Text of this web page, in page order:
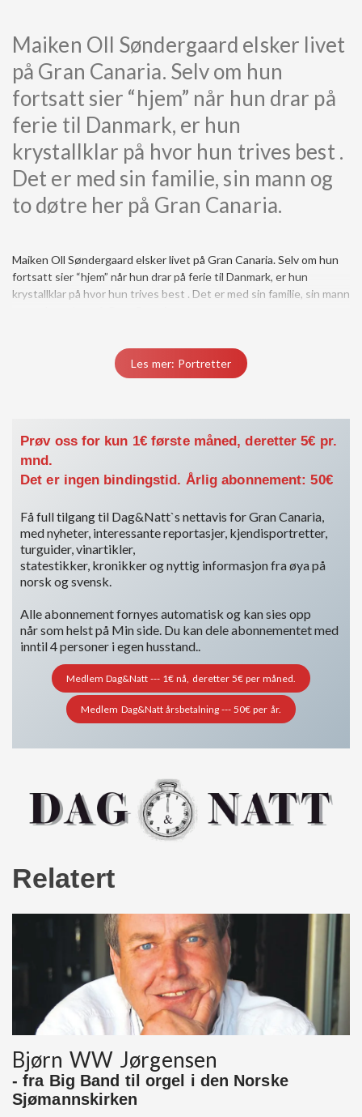
Maiken Oll Søndergaard elsker livet
på Gran Canaria. Selv om hun
fortsatt sier “hjem” når hun drar på
ferie til Danmark, er hun
krystallklar på hvor hun trives best .
Det er med sin familie, sin mann og
to døtre her på Gran Canaria.
Maiken Oll Søndergaard elsker livet på Gran Canaria. Selv om hun
fortsatt sier “hjem” når hun drar på ferie til Danmark, er hun
krystallklar på hvor hun trives best . Det er med sin familie, sin mann
Vis medlemsnivåer Logg inn her
Les mer: Portretter
Prøv oss for kun 1€ første måned, deretter 5€ pr.
mnd.
Det er ingen bindingstid. Årlig abonnement: 50€
Få full tilgang til Dag&Natt`s nettavis for Gran Canaria,
med nyheter, interessante reportasjer, kjendisportretter,
turguider, vinartikler,
statestikker, kronikker og nyttig informasjon fra øya på
norsk og svensk.
Alle abonnement fornyes automatisk og kan sies opp
når som helst på Min side. Du kan dele abonnementet med
inntil 4 personer i egen husstand..
Medlem Dag&Natt --- 1€ nå, deretter 5€ per måned.
Medlem Dag&Natt årsbetalning --- 50€ per år.
Relatert
Bjørn WW Jørgensen
- fra Big Band til orgel i den Norske
Sjømannskirken